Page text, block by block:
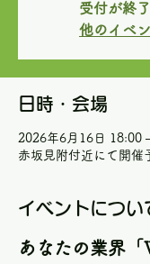
受付が終
他のイベ
日時・会場
2026年6月16日 18:00
赤坂見附付近にて開催
イベントについ
あなたの業界